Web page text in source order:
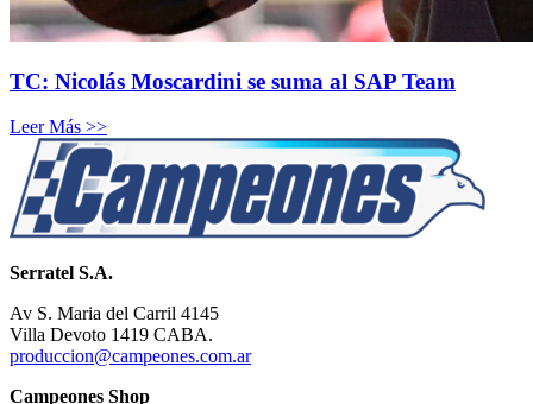
TC: Nicolás Moscardini se suma al SAP Team
Leer Más >>
Serratel S.A.
Av S. Maria del Carril 4145
Villa Devoto 1419 CABA.
produccion@campeones.com.ar
Campeones Shop